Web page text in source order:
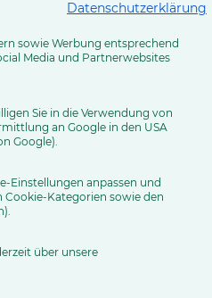
Datenschutzerklärung
sowie Werbung entsprechend
Media und Partnerwebsites
Sie in die Verwendung von
an Google in den USA
Google).
Einstellungen anpassen und
Kategorien sowie den
über unsere